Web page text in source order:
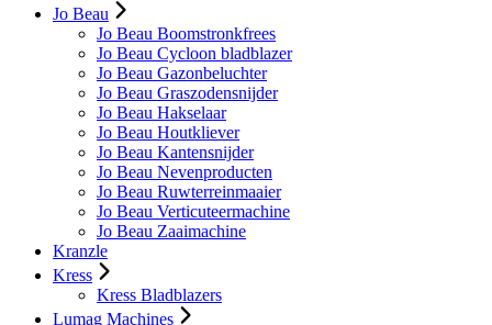
Jo Beau
Jo Beau Boomstronkfrees
Jo Beau Cycloon bladblazer
Jo Beau Gazonbeluchter
Jo Beau Graszodensnijder
Jo Beau Hakselaar
Jo Beau Houtkliever
Jo Beau Kantensnijder
Jo Beau Nevenproducten
Jo Beau Ruwterreinmaaier
Jo Beau Verticuteermachine
Jo Beau Zaaimachine
Kranzle
Kress
Kress Bladblazers
Lumag Machines